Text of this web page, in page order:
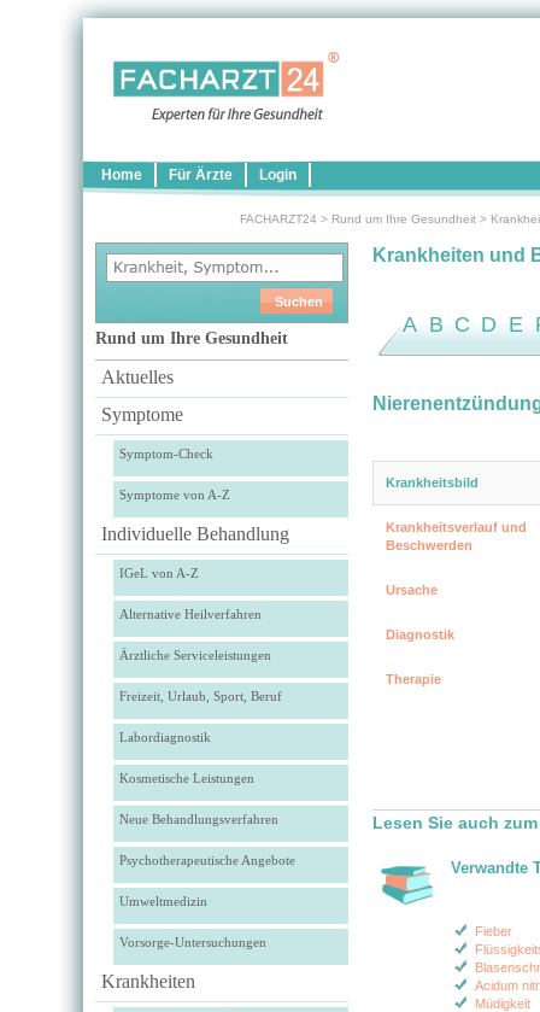
Home Für Ärzte Login
FACHARZT24 > Rund um Ihre Gesundheit >
Rund um Ihre Gesundheit
Aktuelles
Symptome
Symptom-Check
Symptome von A-Z
Individuelle Behandlung
IGeL von A-Z
Alternative Heilverfahren
Ärztliche Serviceleistungen
Freizeit, Urlaub, Sport, Beruf
Labordiagnostik
Kosmetische Leistungen
Neue Behandlungsverfahren
Psychotherapeutische Angebote
Umweltmedizin
Vorsorge-Untersuchungen
Krankheiten
Krankheiten und
A B C D E
Krankheitsbild
Krankheitsverlauf und
Beschwerden
Ursache
Diagnostik
Therapie
Lesen Sie auch
Verwandte
Fieber
Acidum
Müdigkeit